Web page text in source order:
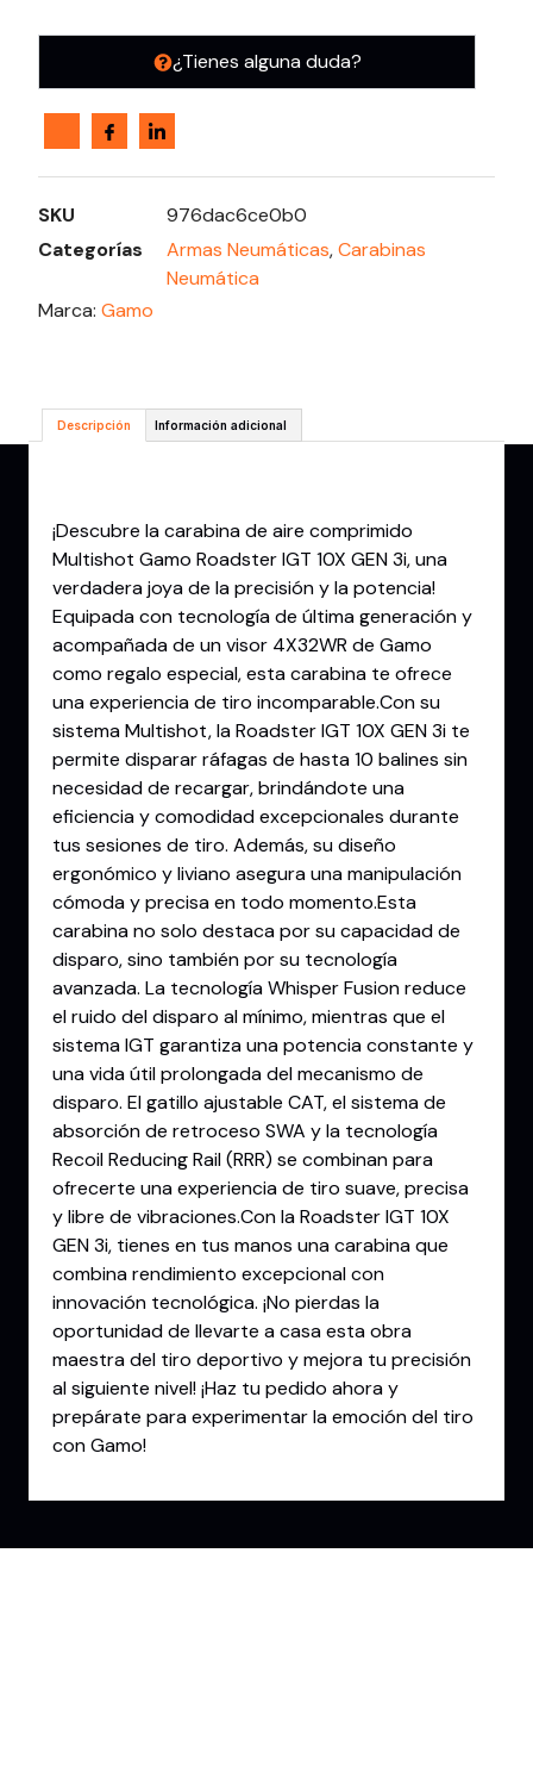
¿Tienes alguna duda?
SKU
976dac6ce0b0
Categorías
Armas Neumáticas,Carabinas
Neumática
Marca: Gamo
Descripción Información adicional
¡Descubre la carabina de aire comprimido
Multishot Gamo Roadster IGT 10X GEN 3i, una
verdadera joya de la precisión y la potencia!
Equipada con tecnología de última generación y
acompañada de un visor 4X32WR de Gamo
como regalo especial, esta carabina te ofrece
una experiencia de tiro incomparable.Con su
sistema Multishot, la Roadster IGT 10X GEN 3i te
permite disparar ráfagas de hasta 10 balines sin
necesidad de recargar, brindándote una
eficiencia y comodidad excepcionales durante
tus sesiones de tiro. Además, su diseño
ergonómico y liviano asegura una manipulación
cómoda y precisa en todo momento.Esta
carabina no solo destaca por su capacidad de
disparo, sino también por su tecnología
avanzada. La tecnología Whisper Fusion reduce
el ruido del disparo al mínimo, mientras que el
sistema IGT garantiza una potencia constante y
una vida útil prolongada del mecanismo de
disparo. El gatillo ajustable CAT, el sistema de
absorción de retroceso SWA y la tecnología
Recoil Reducing Rail (RRR) se combinan para
ofrecerte una experiencia de tiro suave, precisa
y libre de vibraciones.Con la Roadster IGT 10X
GEN 3i, tienes en tus manos una carabina que
combina rendimiento excepcional con
innovación tecnológica. ¡No pierdas la
oportunidad de llevarte a casa esta obra
maestra del tiro deportivo y mejora tu precisión
al siguiente nivel! ¡Haz tu pedido ahora y
prepárate para experimentar la emoción del tiro
con Gamo!